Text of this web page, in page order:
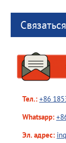
Тел.: +86
Whatsapp:
Эл. адрес: